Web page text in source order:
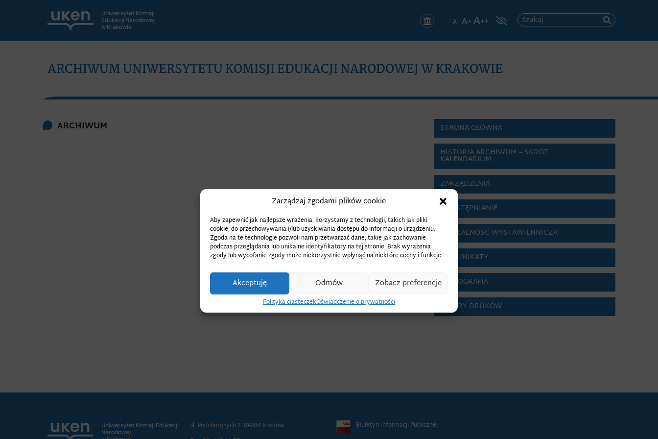
Zarządzaj zgodami plików cookie
Aby zapewnić jak najlepsze wrażenia, korzystamy z technologii, takich jak pliki
cookie, do przechowywania i/lub uzyskiwania dostępu do informacji o urządzeniu.
Zgoda na te technologie pozwoli nam przetwarzać dane, takie jak zachowanie
podczas przeglądania lub unikalne identyfikatory na tej stronie. Brak wyrażenia
zgody lub wycofanie zgody może niekorzystnie wpłynąć na niektóre cechy i funkcje.
Akceptuję Odmów Zobacz preferencje
Polityka ciasteczekOświadczenie o prywatności
Uniwersytet Komisji
Edukacji Narodowej
w Krakowie
Szukaj
ARCHIWUM UNIWERSYTETU KOMISJI EDUKACJI NARODOWEJ W KRAKOWIE
ARCHIWUM
STRONA GŁÓWNA
HISTORIA ARCHIWUM – SKRÓT
KALENDARIUM
ZARZĄDZENIA
UDOSTĘPNIANIE
DZIAŁALNOŚĆ WYSTAWIENNICZA
KOMUNIKATY
BIBLIOGRAFIA
WZORY DRUKÓW
Uniwersytet Komisji Edukacji
Narodowej
ul. Podchorążych 2 30-084 Kraków
Biuletyn Informacji Publicznej